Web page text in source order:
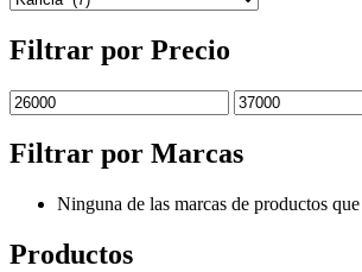
Filtrar por Precio
Filtrar por Marcas
Ninguna de las marcas de productos
Productos